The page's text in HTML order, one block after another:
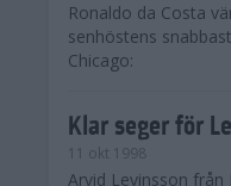
Ronaldo da Costa
senhöstens
Chicago:
Klar seger för
11 okt 1998
Arvid Levinsson från